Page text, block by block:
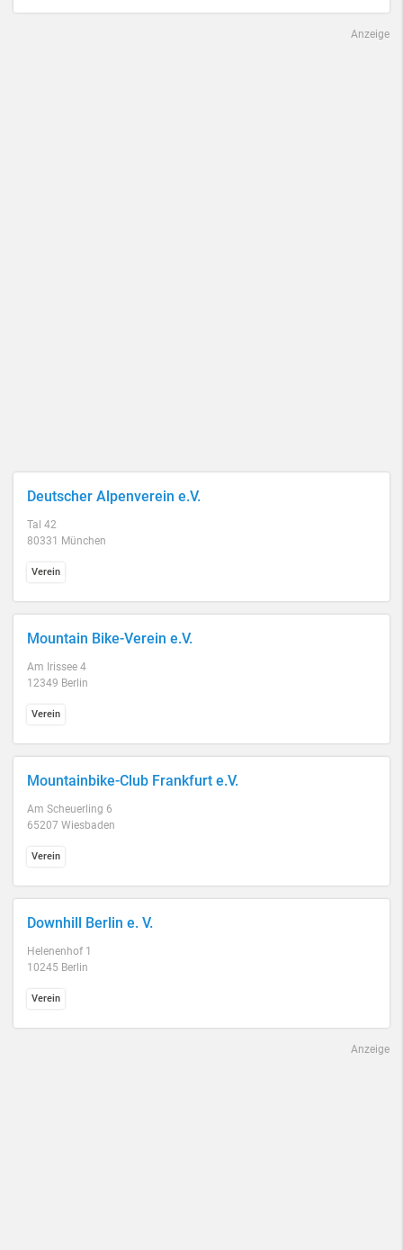
Anzeige
Deutscher Alpenverein e.V.
Tal 42
80331 München
Verein
Mountain Bike-Verein e.V.
Am Irissee 4
12349 Berlin
Verein
Mountainbike-Club Frankfurt e.V.
Am Scheuerling 6
65207 Wiesbaden
Verein
Downhill Berlin e. V.
Helenenhof 1
10245 Berlin
Verein
Anzeige